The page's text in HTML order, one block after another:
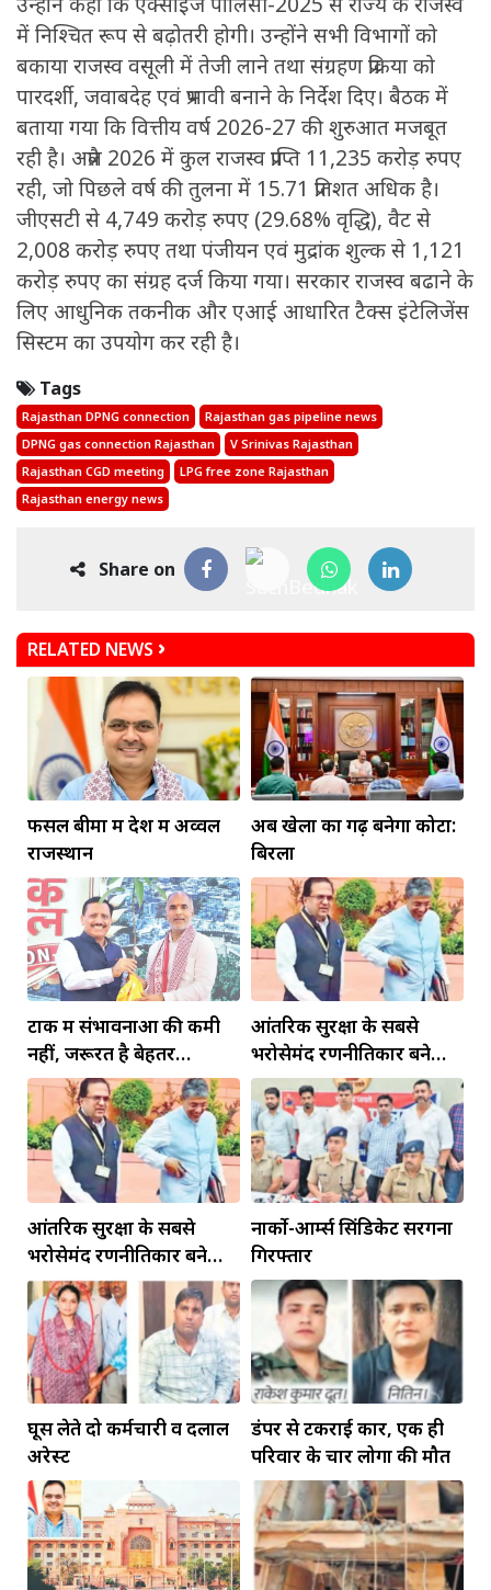
में निश्चित रूप से बढ़ोतरी होगी। उन्होंने सभी विभागों को
बकाया राजस्व वसूली में तेजी लाने तथा संग्रहण प्रक्रिया को
पारदर्शी, जवाबदेह एवं प्रभावी बनाने के निर्देश दिए। बैठक में
बताया गया कि वित्तीय वर्ष 2026-27 की शुरुआत मजबूत
रही है। अप्रैल 2026 में कुल राजस्व प्राप्ति 11,235 करोड़ रुपए
रही, जो पिछले वर्ष की तुलना में 15.71 प्रतिशत अधिक है।
जीएसटी से 4,749 करोड़ रुपए (29.68% वृद्धि), वैट से
2,008 करोड़ रुपए तथा पंजीयन एवं मुद्रांक शुल्क से 1,121
करोड़ रुपए का संग्रह दर्ज किया गया। सरकार राजस्व बढाने के
लिए आधुनिक तकनीक और एआई आधारित टैक्स इंटेलिजेंस
सिस्टम का उपयोग कर रही है।
Tags
Rajasthan DPNG connection
Rajasthan gas pipeline news
DPNG gas connection Rajasthan
V Srinivas Rajasthan
Rajasthan CGD meeting
LPG free zone Rajasthan
Rajasthan energy news
Share on
RELATED NEWS
फसल बीमा में देश में अव्वल
राजस्थान
अब खेलों का गढ़ बनेगा कोटा:
बिरला
टोंक में संभावनाओं की कमी
नहीं, जरूरत है बेहतर
इंफ्रास्ट्रक्चर की
आंतरिक सुरक्षा के सबसे
भरोसेमंद रणनीतिकार बने
रहेंगे गोविंद मोहन
आंतरिक सुरक्षा के सबसे
भरोसेमंद रणनीतिकार बने
रहेंगे गोविंद मोहन
नार्को-आर्म्स सिंडिकेट सरगना
गिरफ्तार
घूस लेते दो कर्मचारी व दलाल
अरेस्ट
डंपर से टकराई कार, एक ही
परिवार के चार लोगों की मौत